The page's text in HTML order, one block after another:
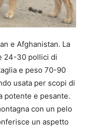
e Afghanistan. La
24-30 pollici di
e peso 70-90
usata per scopi di
potente e pesante.
con un pelo
un aspetto